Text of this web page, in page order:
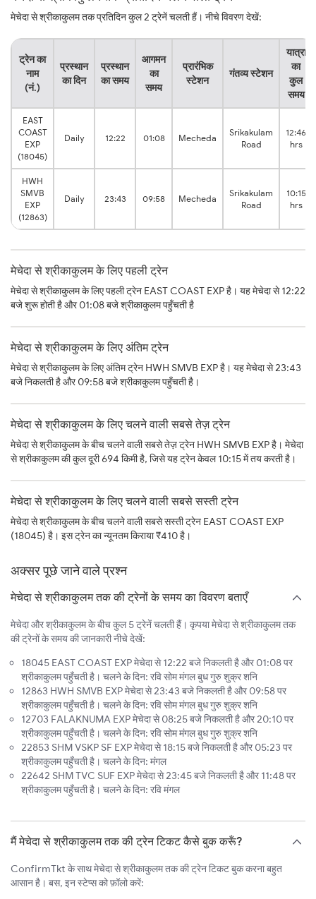
मेचेदा से श्रीकाकुलम तक प्रतिदिन कुल 2 ट्रेनें चलती हैं। नीचे विवरण देखें:
ट्रेन का
नाम
(नं.)
प्रस्थान
का दिन
प्रस्थान
का समय
आगमन
का
समय
प्रारंभिक
स्टेशन
गंतव्य स्टेशन
यात्रा
का
कुल
समय
EAST
COAST
EXP
(18045)
Daily 12:22 01:08 Mecheda
Srikakulam
Road
12:46
hrs
HWH
SMVB
EXP
(12863)
Daily 23:43 09:58 Mecheda
Srikakulam
Road
10:15
hrs
मेचेदा से श्रीकाकुलम के लिए पहली ट्रेन
मेचेदा से श्रीकाकुलम के लिए पहली ट्रेन EAST COAST EXP है। यह मेचेदा से 12:22
बजे शुरू होती है और 01:08 बजे श्रीकाकुलम पहुँचती है
मेचेदा से श्रीकाकुलम के लिए अंतिम ट्रेन
मेचेदा से श्रीकाकुलम के लिए अंतिम ट्रेन HWH SMVB EXP है। यह मेचेदा से 23:43
बजे निकलती है और 09:58 बजे श्रीकाकुलम पहुँचती है।
मेचेदा से श्रीकाकुलम के लिए चलने वाली सबसे तेज़ ट्रेन
मेचेदा से श्रीकाकुलम के बीच चलने वाली सबसे तेज़ ट्रेन HWH SMVB EXP है। मेचेदा
से श्रीकाकुलम की कुल दूरी 694 किमी है, जिसे यह ट्रेन केवल 10:15 में तय करती है।
मेचेदा से श्रीकाकुलम के लिए चलने वाली सबसे सस्ती ट्रेन
मेचेदा से श्रीकाकुलम के बीच चलने वाली सबसे सस्ती ट्रेन EAST COAST EXP
(18045) है। इस ट्रेन का न्यूनतम किराया ₹410 है।
अक्सर पूछे जाने वाले प्रश्न
मेचेदा से श्रीकाकुलम तक की ट्रेनों के समय का विवरण बताएँ
मेचेदा और श्रीकाकुलम के बीच कुल 5 ट्रेनें चलती हैं। कृपया मेचेदा से श्रीकाकुलम तक
की ट्रेनों के समय की जानकारी नीचे देखें:
18045 EAST COAST EXP मेचेदा से 12:22 बजे निकलती है और 01:08 पर
श्रीकाकुलम पहुँचती है। चलने के दिन: रवि सोम मंगल बुध गुरु शुक्र शनि
12863 HWH SMVB EXP मेचेदा से 23:43 बजे निकलती है और 09:58 पर
श्रीकाकुलम पहुँचती है। चलने के दिन: रवि सोम मंगल बुध गुरु शुक्र शनि
12703 FALAKNUMA EXP मेचेदा से 08:25 बजे निकलती है और 20:10 पर
श्रीकाकुलम पहुँचती है। चलने के दिन: रवि सोम मंगल बुध गुरु शुक्र शनि
22853 SHM VSKP SF EXP मेचेदा से 18:15 बजे निकलती है और 05:23 पर
श्रीकाकुलम पहुँचती है। चलने के दिन: मंगल
22642 SHM TVC SUF EXP मेचेदा से 23:45 बजे निकलती है और 11:48 पर
श्रीकाकुलम पहुँचती है। चलने के दिन: रवि मंगल
मैं मेचेदा से श्रीकाकुलम तक की ट्रेन टिकट कैसे बुक करूँ?
ConfirmTkt के साथ मेचेदा से श्रीकाकुलम तक की ट्रेन टिकट बुक करना बहुत
आसान है। बस, इन स्टेप्स को फ़ॉलो करें: